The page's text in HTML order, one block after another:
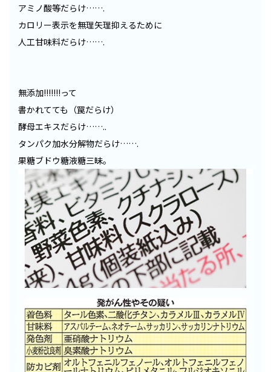
アミノ酸等だらけ…….
カロリー表示を無理矢理抑えるために
人工甘味料だらけ…….
無添加!!!!!!!って
書かれてても（罠だらけ）
酵母エキスだらけ……..
タンパク加水分解物だらけ…….
果糖ブドウ糖液糖三昧。